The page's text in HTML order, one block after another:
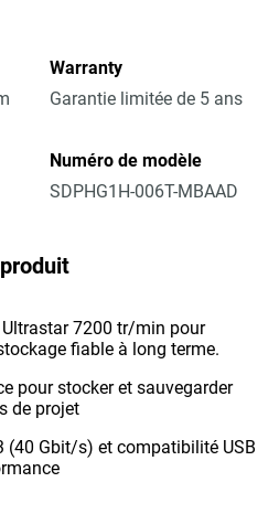
Warranty
Garantie limitée de 5 ans
Numéro de modèle
SDPHG1H-006T-MBAAD
7200 tr/min pour
fiable à long terme.
pour stocker et sauvegarder
de projet
(40 Gbit/s) et compatibilité USB